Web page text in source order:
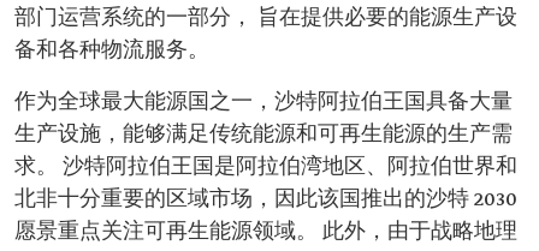
部门运营系统的一部分， 旨在提供必要的能源生产设
备和各种物流服务。
作为全球最大能源国之一，沙特阿拉伯王国具备大量
生产设施，能够满足传统能源和可再生能源的生产需
求。 沙特阿拉伯王国是阿拉伯湾地区、阿拉伯世界和
北非十分重要的区域市场，因此该国推出的沙特 2030
愿景重点关注可再生能源领域。 此外，由于战略地理